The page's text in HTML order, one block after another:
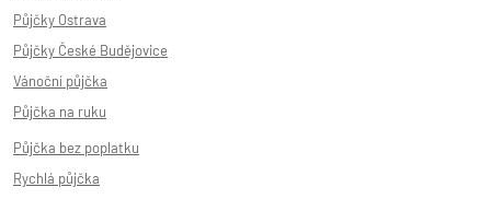
Půjčky Ostrava
Půjčky České Budějovice
Vánoční půjčka
Půjčka na ruku
Půjčka bez poplatku
Rychlá půjčka